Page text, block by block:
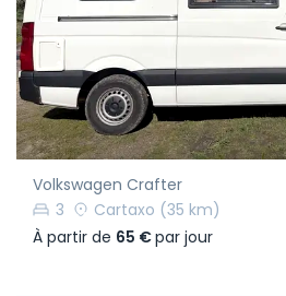
Volkswagen Crafter
3
Cartaxo (35 km)
À partir de 65 €par jour